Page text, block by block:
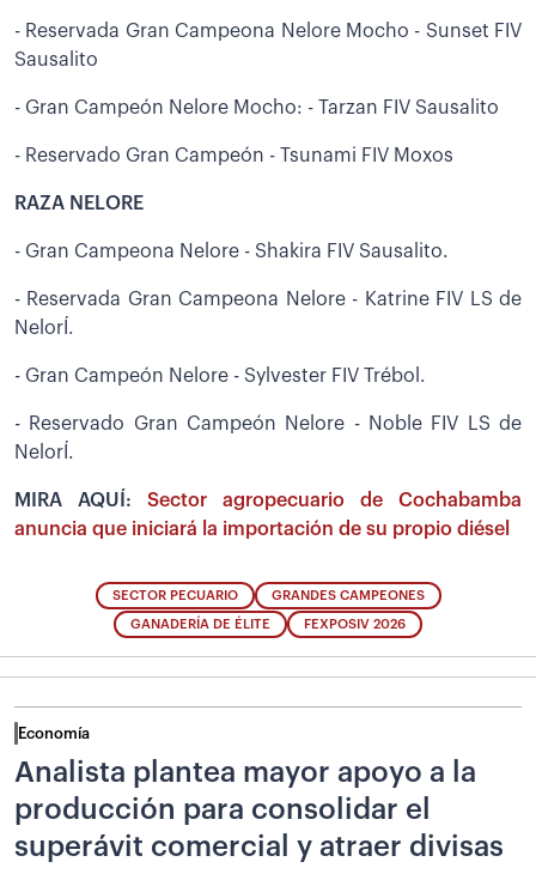
- Reservada Gran Campeona Nelore Mocho - Sunset FIV
Sausalito
- Gran Campeón Nelore Mocho: - Tarzan FIV Sausalito
- Reservado Gran Campeón - Tsunami FIV Moxos
RAZA NELORE
- Gran Campeona Nelore - Shakira FIV Sausalito.
- Reservada Gran Campeona Nelore - Katrine FIV LS de
NelorÍ.
- Gran Campeón Nelore - Sylvester FIV Trébol.
- Reservado Gran Campeón Nelore - Noble FIV LS de
NelorÍ.
MIRA AQUÍ: Sector agropecuario de Cochabamba
anuncia que iniciará la importación de su propio diésel
SECTOR PECUARIO GRANDES CAMPEONES
GANADERÍA DE ÉLITE FEXPOSIV 2026
Economía
Analista plantea mayor apoyo a la
producción para consolidar el
superávit comercial y atraer divisas